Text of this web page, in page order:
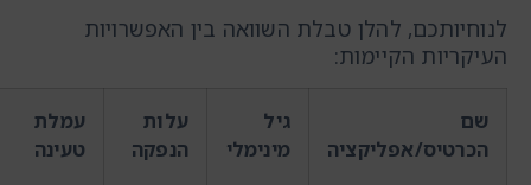
לנוחיותכם, להלן טבלת השוואה בין האפשרויות
העיקריות הקיימות:
שם
הכרטיס/אפליקציה
גיל
מינימלי
עלות
הנפקה
עמלת
טעינה